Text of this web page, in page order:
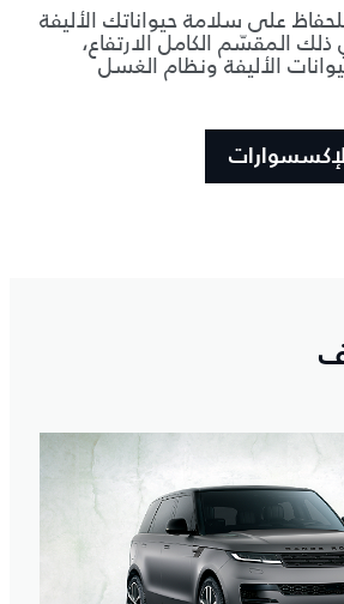
على سلامة حيواناتك الأليفة
ذلك المقسّم الكامل الارتفاع،
الأليفة ونظام الغسل